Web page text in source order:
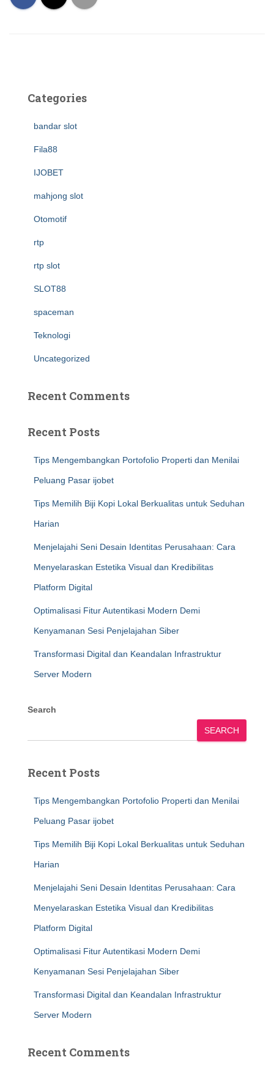
Categories
bandar slot
Fila88
IJOBET
mahjong slot
Otomotif
rtp
rtp slot
SLOT88
spaceman
Teknologi
Uncategorized
Recent Comments
Recent Posts
Tips Mengembangkan Portofolio Properti dan Menilai
Peluang Pasar ijobet
Tips Memilih Biji Kopi Lokal Berkualitas untuk Seduhan
Harian
Menjelajahi Seni Desain Identitas Perusahaan: Cara
Menyelaraskan Estetika Visual dan Kredibilitas
Platform Digital
Optimalisasi Fitur Autentikasi Modern Demi
Kenyamanan Sesi Penjelajahan Siber
Transformasi Digital dan Keandalan Infrastruktur
Server Modern
Search
SEARCH
Recent Posts
Tips Mengembangkan Portofolio Properti dan Menilai
Peluang Pasar ijobet
Tips Memilih Biji Kopi Lokal Berkualitas untuk Seduhan
Harian
Menjelajahi Seni Desain Identitas Perusahaan: Cara
Menyelaraskan Estetika Visual dan Kredibilitas
Platform Digital
Optimalisasi Fitur Autentikasi Modern Demi
Kenyamanan Sesi Penjelajahan Siber
Transformasi Digital dan Keandalan Infrastruktur
Server Modern
Recent Comments